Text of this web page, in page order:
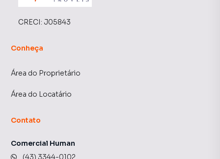
CRECI: J05843
Conheça
Área do Proprietário
Área do Locatário
Contato
Comercial Human
(43) 3344-0102